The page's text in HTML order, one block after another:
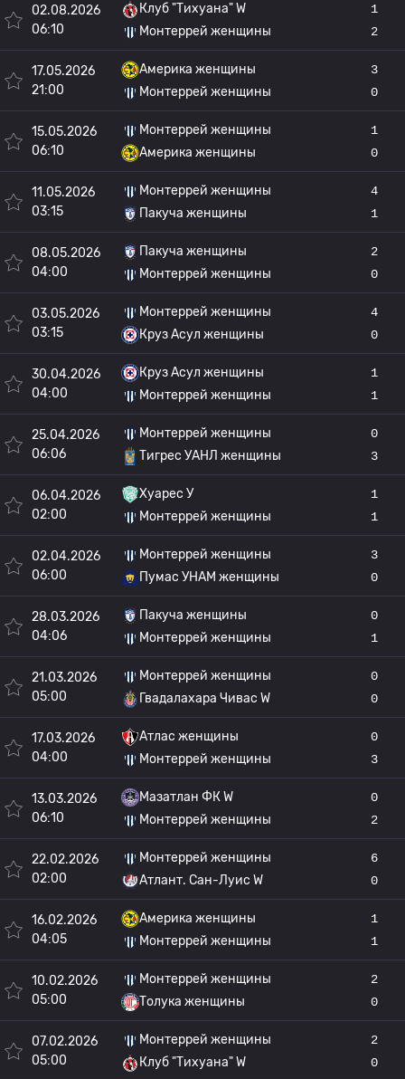
02.08.2026
06:10
Клуб "Тихуана" W
Монтеррей женщины
1
2
17.05.2026
21:00
Америка женщины
Монтеррей женщины
3
0
15.05.2026
06:10
Монтеррей женщины
Америка женщины
1
0
11.05.2026
03:15
Монтеррей женщины
Пакуча женщины
4
1
08.05.2026
04:00
Пакуча женщины
Монтеррей женщины
2
0
03.05.2026
03:15
Монтеррей женщины
Круз Асул женщины
4
0
30.04.2026
04:00
Круз Асул женщины
Монтеррей женщины
1
1
25.04.2026
06:06
Монтеррей женщины
Тигрес УАНЛ женщины
0
3
06.04.2026
02:00
Хуарес У
Монтеррей женщины
1
1
02.04.2026
06:00
Монтеррей женщины
Пумас УНАМ женщины
3
0
28.03.2026
04:06
Пакуча женщины
Монтеррей женщины
0
1
21.03.2026
05:00
Монтеррей женщины
Гвадалахара Чивас W
0
0
17.03.2026
04:00
Атлас женщины
Монтеррей женщины
0
3
13.03.2026
06:10
Мазатлан ФК W
Монтеррей женщины
0
2
22.02.2026
02:00
Монтеррей женщины
Атлант. Сан-Луис W
6
0
16.02.2026
04:05
Америка женщины
Монтеррей женщины
1
1
10.02.2026
05:00
Монтеррей женщины
Толука женщины
2
0
07.02.2026
05:00
Монтеррей женщины
Клуб "Тихуана" W
2
0